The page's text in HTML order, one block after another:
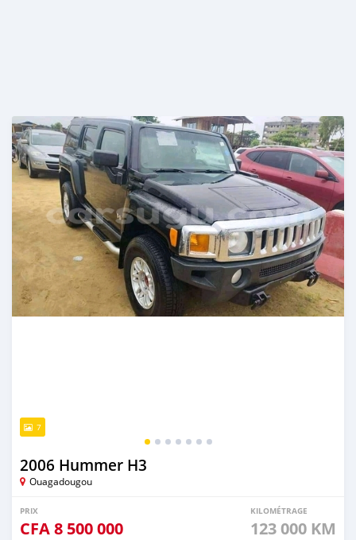
7
2006 Hummer H3
Ouagadougou
PRIX
CFA8 500 000
KILOMÉTRAGE
123 000 KM